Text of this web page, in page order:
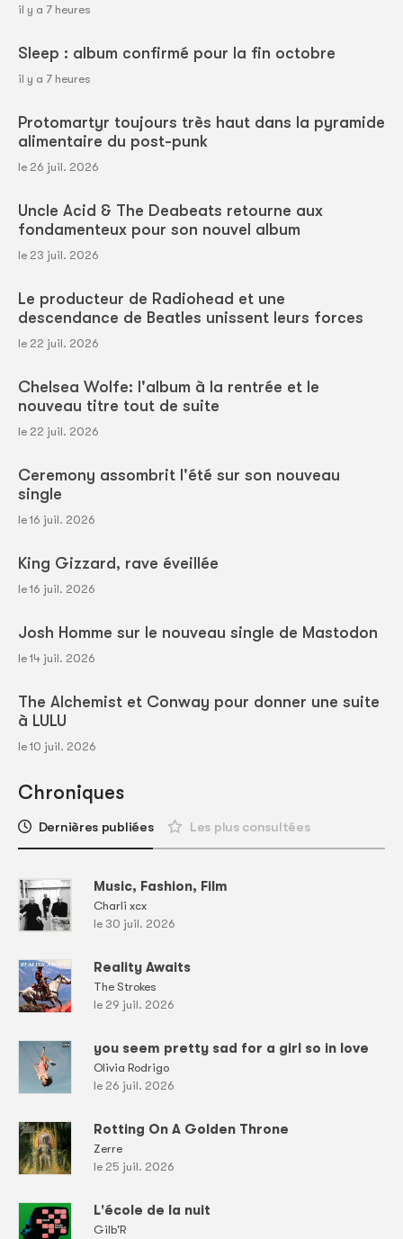
il y a 7 heures
Sleep : album confirmé pour la fin octobre
il y a 7 heures
Protomartyr toujours très haut dans la pyramide
alimentaire du post-punk
le 26 juil. 2026
Uncle Acid & The Deabeats retourne aux
fondamenteux pour son nouvel album
le 23 juil. 2026
Le producteur de Radiohead et une
descendance de Beatles unissent leurs forces
le 22 juil. 2026
Chelsea Wolfe: l'album à la rentrée et le
nouveau titre tout de suite
le 22 juil. 2026
Ceremony assombrit l'été sur son nouveau
single
le 16 juil. 2026
King Gizzard, rave éveillée
le 16 juil. 2026
Josh Homme sur le nouveau single de Mastodon
le 14 juil. 2026
The Alchemist et Conway pour donner une suite
à LULU
le 10 juil. 2026
Chroniques
Dernières publiées Les plus consultées
Music, Fashion, Film
Charli xcx
le 30 juil. 2026
Reality Awaits
The Strokes
le 29 juil. 2026
you seem pretty sad for a girl so in love
Olivia Rodrigo
le 26 juil. 2026
Rotting On A Golden Throne
Zerre
le 25 juil. 2026
L'école de la nuit
Gilb'R